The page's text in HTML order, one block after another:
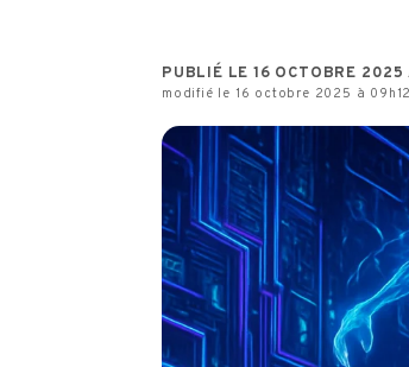
PUBLIÉ LE 16 OCTOBRE 2025
modifié le 16 octobre 2025 à 09h12